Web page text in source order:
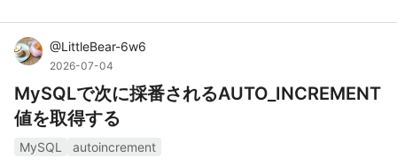
@LittleBear-6w6
2026-07-04
MySQLで次に採番されるAUTO_INCREMENT
値を取得する
MySQL autoincrement